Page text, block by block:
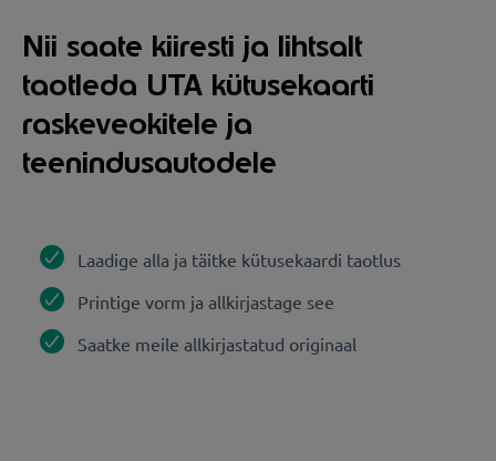
Nii saate kiiresti ja lihtsalt
taotleda UTA kütusekaarti
raskeveokitele ja
teenindusautodele
Laadige alla ja täitke kütusekaardi taotlus
Printige vorm ja allkirjastage see
Saatke meile allkirjastatud originaal